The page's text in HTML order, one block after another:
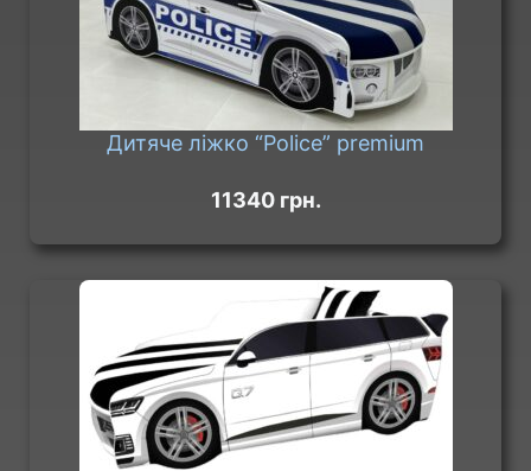
Дитяче ліжко “Police” premium
11340 грн.